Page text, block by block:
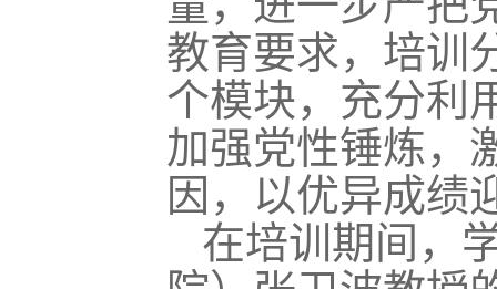
教育要求，培训
个模块，充分利
加强党性锤炼，
因 ， 以优异成绩
在培训期间 ，